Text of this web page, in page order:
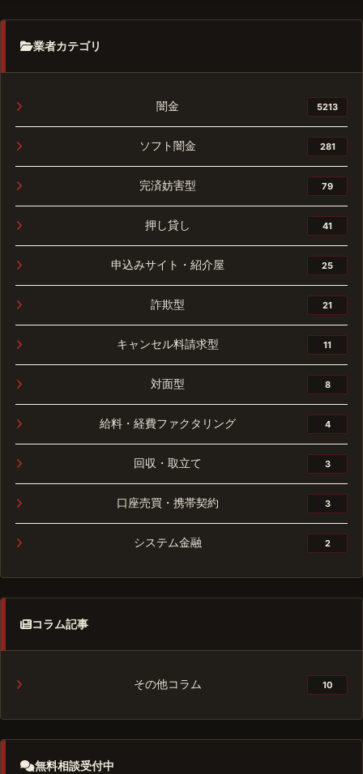
業者カテゴリ
闇金 5213
ソフト闇金 281
完済妨害型 79
押し貸し 41
申込みサイト・紹介屋 25
詐欺型 21
キャンセル料請求型 11
対面型 8
給料・経費ファクタリング 4
回収・取立て 3
口座売買・携帯契約 3
システム金融 2
コラム記事
その他コラム 10
無料相談受付中